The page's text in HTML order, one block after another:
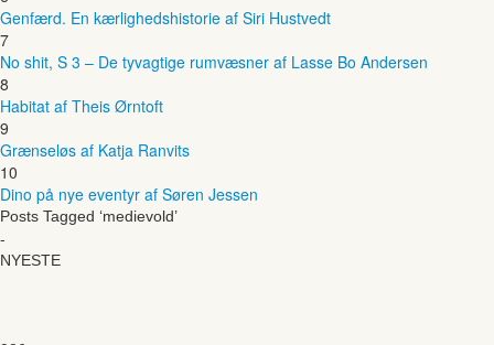
Genfærd. En kærlighedshistorie af Siri Hustvedt
7
No shit, S 3 – De tyvagtige rumvæsner af Lasse Bo Andersen
8
Habitat af Theis Ørntoft
9
Grænseløs af Katja Ranvits
10
Dino på nye eventyr af Søren Jessen
Posts Tagged ‘medievold’
-
NYESTE